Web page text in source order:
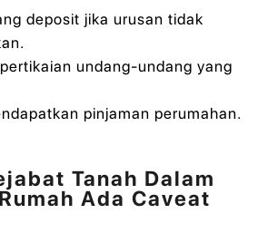
deposit jika urusan tidak
undang-undang yang
pinjaman perumahan.
Tanah Dalam
Ada Caveat